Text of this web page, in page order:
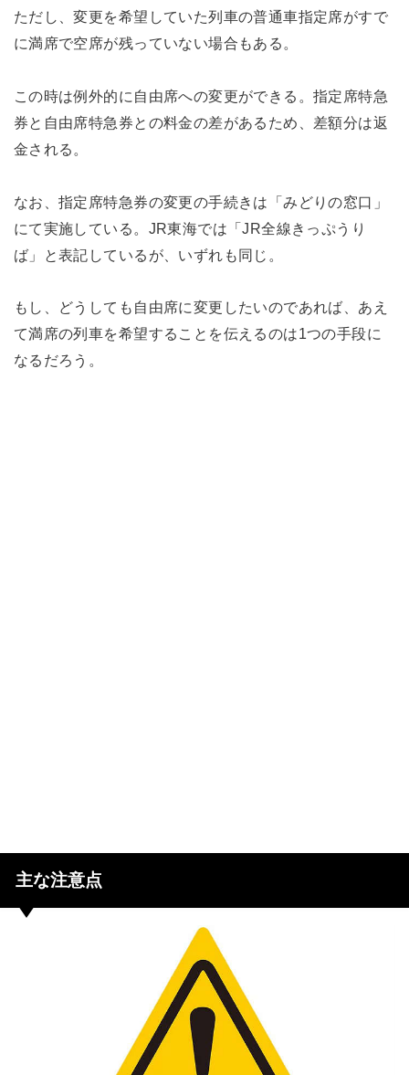
ただし、変更を希望していた列車の普通車指定席がすで
に満席で空席が残っていない場合もある。
この時は例外的に自由席への変更ができる。指定席特急
券と自由席特急券との料金の差があるため、差額分は返
金される。
なお、指定席特急券の変更の手続きは「みどりの窓口」
にて実施している。JR東海では「JR全線きっぷうり
ば」と表記しているが、いずれも同じ。
もし、どうしても自由席に変更したいのであれば、あえ
て満席の列車を希望することを伝えるのは1つの手段に
なるだろう。
主な注意点